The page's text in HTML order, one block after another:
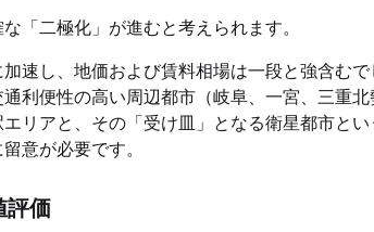
「二極化」が進むと考えられます。
速し、地価および賃料相場は一段と強含むで
利便性の高い周辺都市（岐阜、一宮、三重北
リアと、その「受け皿」となる衛星都市と
意が必要です。
評価